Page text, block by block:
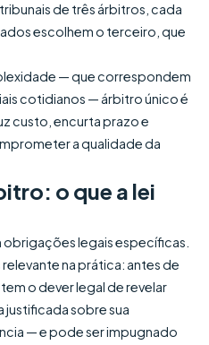
de três árbitros, cada
escolhem o terceiro, que
— que correspondem
cotidianos — árbitro único é
custo, encurta prazo e
a qualidade da
o que a lei
legais específicas.
na prática: antes de
o dever legal de revelar
sobre sua
— e pode ser impugnado